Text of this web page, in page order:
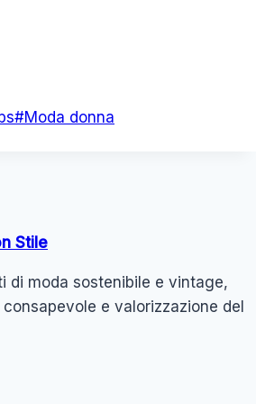
#Moda donna
Stile
di moda sostenibile e vintage,
e valorizzazione del